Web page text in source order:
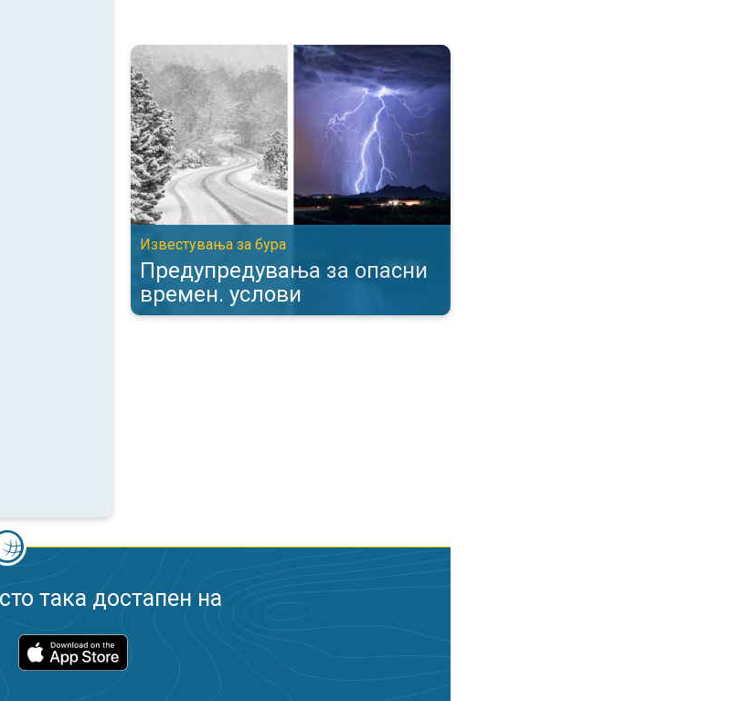
Предупредувања за опасни времен. услови. Известувања за бурa. . .
Известувања за бурa
Предупредувања за опасни
времен. услови
така достапен на